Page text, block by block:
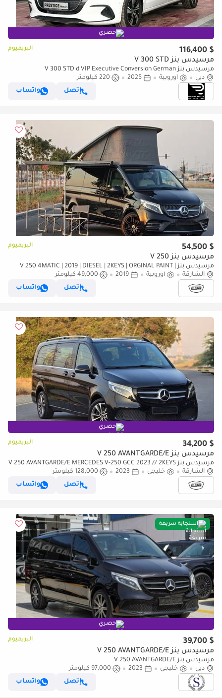
حصري
$ 116,400 البريميوم
مرسيدس بنز V 300 STD
مرسيدس بنز V 300 STD d VIP Executive Conversion German
Specification
دبي أوروبية 2025
220 كيلومتر
إتصل
واتساب
$ 54,500 البريميوم
مرسيدس بنز V 250
مرسيدس بنز V 250 4MATIC | 2019 | DIESEL | 2KEYS | ORGINAL PAINT |
CAR IS READY FOR CAMPING |
الشارقة أوروبية 2019
49,000 كيلومتر
إتصل
واتساب
حصري
$ 34,200 البريميوم
مرسيدس بنز V 250 AVANTGARDE/E
مرسيدس بنز V 250 AVANTGARDE/E MERCEDES V-250 GCC 2023 // 2KEYS
// PERFECT CONDITION // 8SEATS // ACCIDENT FREE
الشارقة خليجي 2023
128,000 كيلومتر
إتصل
واتساب
استجابة سريعة
حصري
$ 39,700 البريميوم
مرسيدس بنز V 250 AVANTGARDE/E
مرسيدس بنز V 250 AVANTGARDE/E
دبي
خليجي 2023
97,000 كيلومتر
إتصل
واتساب